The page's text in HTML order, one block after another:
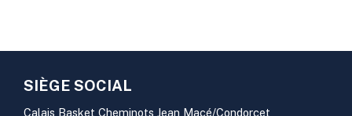
SIÈGE SOCIAL
Calais Basket Cheminots Jean Macé/Condorcet